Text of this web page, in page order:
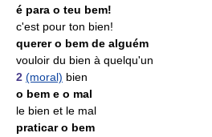
é para o teu bem!
c'est pour ton bien!
querer o bem de alguém
vouloir du bien à quelqu'un
2 (moral) bien
o bem e o mal
le bien et le mal
praticar o bem